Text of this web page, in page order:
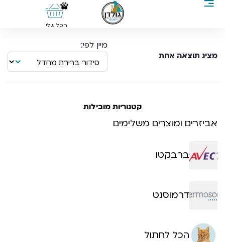
0
הסל שלי
מציג תוצאה אחת
קטגוריות מובילות
אביזרים ומוצרים משלימים
ברבקטו
דרמוסנט
הכל לחתול